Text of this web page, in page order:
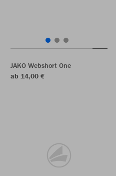
JAKO Webshort One
ab 14,00 €